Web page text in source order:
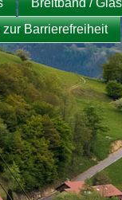
Breitband /
Barrierefreiheit